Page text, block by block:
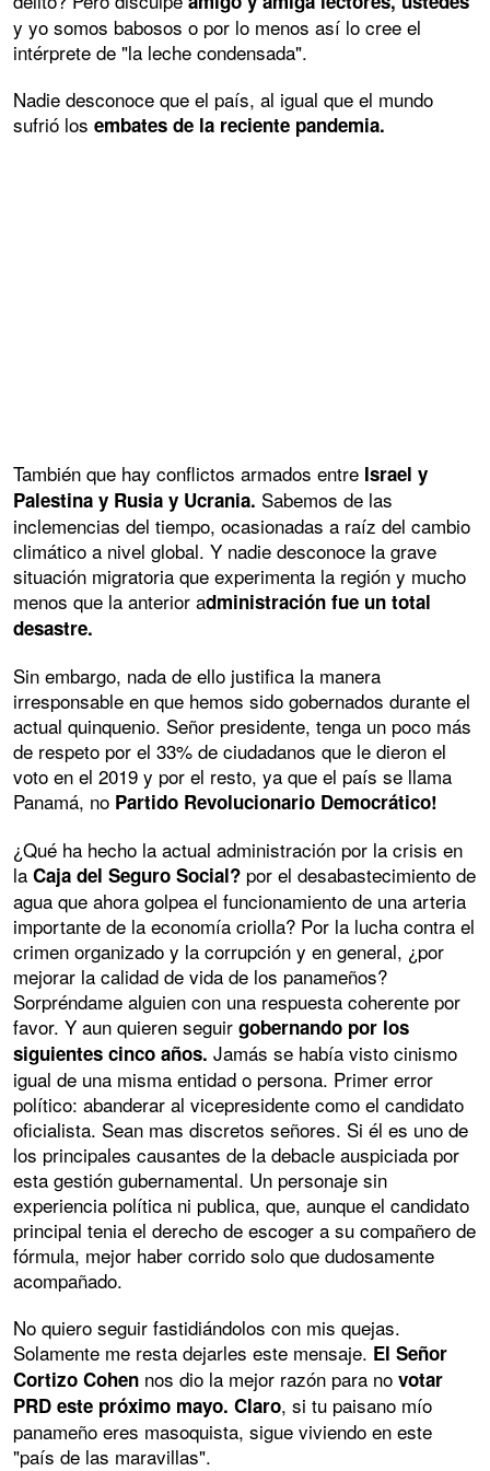
y yo somos babosos o por lo menos así lo cree el
intérprete de "la leche condensada".
Nadie desconoce que el país, al igual que el mundo
sufrió los embates de la reciente pandemia.
También que hay conflictos armados entre Israel y
Palestina y Rusia y Ucrania. Sabemos de las
inclemencias del tiempo, ocasionadas a raíz del cambio
climático a nivel global. Y nadie desconoce la grave
situación migratoria que experimenta la región y mucho
menos que la anterior administración fue un total
desastre.
Sin embargo, nada de ello justifica la manera
irresponsable en que hemos sido gobernados durante el
actual quinquenio. Señor presidente, tenga un poco más
de respeto por el 33% de ciudadanos que le dieron el
voto en el 2019 y por el resto, ya que el país se llama
Panamá, no Partido Revolucionario Democrático!
¿Qué ha hecho la actual administración por la crisis en
la Caja del Seguro Social? por el desabastecimiento de
agua que ahora golpea el funcionamiento de una arteria
importante de la economía criolla? Por la lucha contra el
crimen organizado y la corrupción y en general, ¿por
mejorar la calidad de vida de los panameños?
Sorpréndame alguien con una respuesta coherente por
favor. Y aun quieren seguir gobernando por los
siguientes cinco años. Jamás se había visto cinismo
igual de una misma entidad o persona. Primer error
político: abanderar al vicepresidente como el candidato
oficialista. Sean mas discretos señores. Si él es uno de
los principales causantes de la debacle auspiciada por
esta gestión gubernamental. Un personaje sin
experiencia política ni publica, que, aunque el candidato
principal tenia el derecho de escoger a su compañero de
fórmula, mejor haber corrido solo que dudosamente
acompañado.
No quiero seguir fastidiándolos con mis quejas.
Solamente me resta dejarles este mensaje. El Señor
Cortizo Cohen nos dio la mejor razón para no votar
PRD este próximo mayo. Claro, si tu paisano mío
panameño eres masoquista, sigue viviendo en este
"país de las maravillas".